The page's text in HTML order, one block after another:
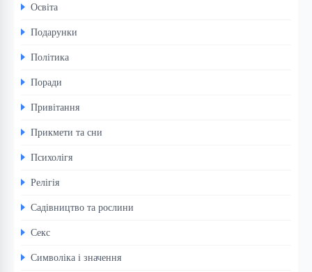
Освіта
Подарунки
Політика
Поради
Привітання
Прикмети та сни
Психолігя
Релігія
Садівництво та рослини
Секс
Символіка і значення